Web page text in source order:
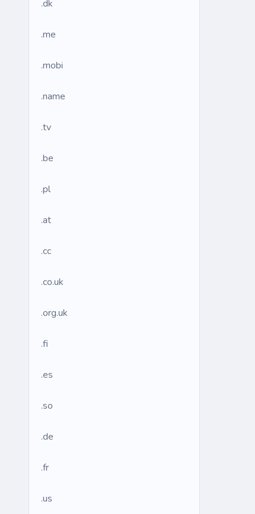
.dk
.me
.mobi
.name
.tv
.be
.pl
.at
.cc
.co.uk
.org.uk
.fi
.es
.so
.de
.fr
.us